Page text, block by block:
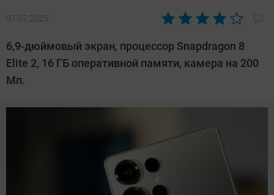
07.07.2025
Автор:
Калашников
6,9-дюймовый экран, процессор Snapdragon 8
Elite 2, 16 ГБ оперативной памяти, камера на 200
Мп.